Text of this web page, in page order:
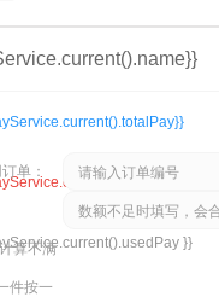
}}
}}
单：
算不满
件按一